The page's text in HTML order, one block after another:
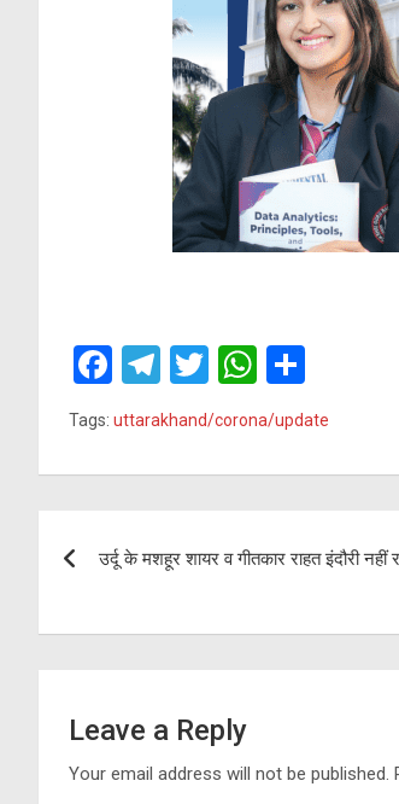
F
a
b
o
T
el
gr
m
T
wi
tt
er
W
h
at
s
p
h
e
Tags: uttarakhand/corona/update
navigation
उर्दू के मशहूर शायर व गीतकार राहत इंदौरी नहीं
Leave a Reply
Your email address will not be published.